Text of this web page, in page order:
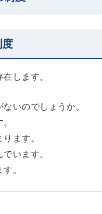
します。
いのでしょうか。
ます。
います。
。